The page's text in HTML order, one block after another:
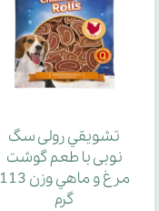
تشويقي رولی سگ
نوبی با طعم گوشت
مرغ و ماهي وزن 113
گرم